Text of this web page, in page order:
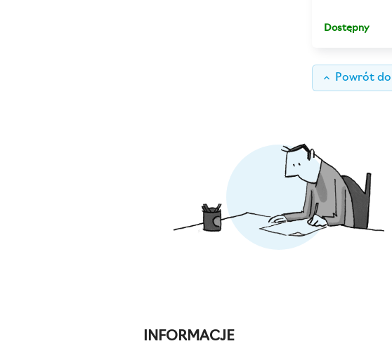
Dostępny
keyboard_arrow_up Powrót
INFORMACJE